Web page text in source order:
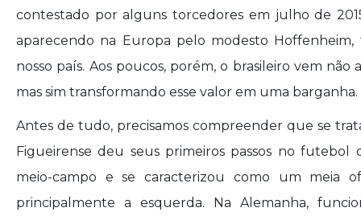
contestado por alguns torcedores em julho de
aparecendo na Europa pelo modesto
nosso país. Aos poucos, porém, o brasileiro vem
mas sim transformando esse valor em uma
Antes de tudo, precisamos compreender que se
Figueirense deu seus primeiros passos no
meio-campo e se caracterizou como um meia
principalmente a esquerda. Na Alemanha,